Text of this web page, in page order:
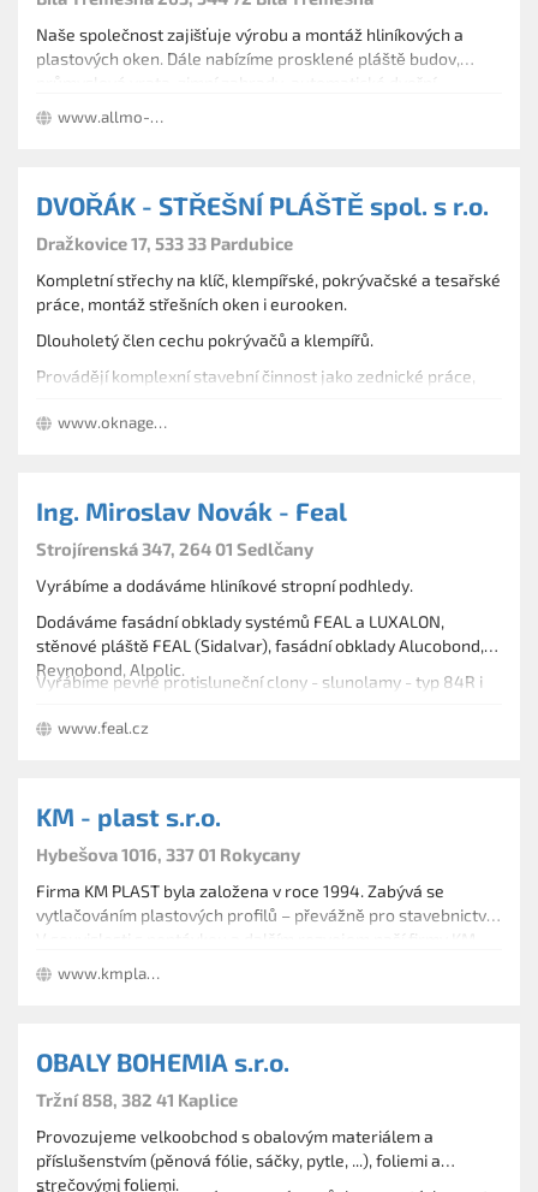
Naše společnost zajišťuje výrobu a montáž hliníkových a
plastových oken. Dále nabízíme prosklené pláště budov,
průmyslová vrata, zimní zahrady, automatické dveřní
systémy, hliníkové a plastové dveře, fasády, světlíky,
protipožární konstrukce a požární uzávěry. Dodáváme
www.allmo-profil.cz
DVOŘÁK - STŘEŠNÍ PLÁŠTĚ spol. s r.o.
Dražkovice 17, 533 33 Pardubice
Kompletní střechy na klíč, klempířské, pokrývačské a tesařské
práce, montáž střešních oken i eurooken.
Dlouholetý člen cechu pokrývačů a klempířů.
Provádějí komplexní stavební činnost jako zednické práce,
staveb a zateplování budov.
www.oknagene.cz/
Ing. Miroslav Novák - Feal
Strojírenská 347, 264 01 Sedlčany
Vyrábíme a dodáváme hliníkové stropní podhledy.
Dodáváme fasádní obklady systémů FEAL a LUXALON,
stěnové pláště FEAL (Sidalvar), fasádní obklady Alucobond,
Reynobond, Alpolic.
Vyrábíme pevné protisluneční clony - slunolamy - typ 84R i
www.feal.cz
KM - plast s.r.o.
Hybešova 1016, 337 01 Rokycany
Firma KM PLAST byla založena v roce 1994. Zabývá se
vytlačováním plastových profilů – převážně pro stavebnictví.
V souvislosti s poptávkou a dalším rozvojem naší firmy KM
PLAST, jsme rozšířili výrobní činnost o zpracování druhotných
plastových surovin, jako je drcení, regranulace a barvení
www.kmplast.cz
OBALY BOHEMIA s.r.o.
Tržní 858, 382 41 Kaplice
Provozujeme velkoobchod s obalovým materiálem a
příslušenstvím (pěnová fólie, sáčky, pytle, ...), foliemi a
strečovými foliemi.